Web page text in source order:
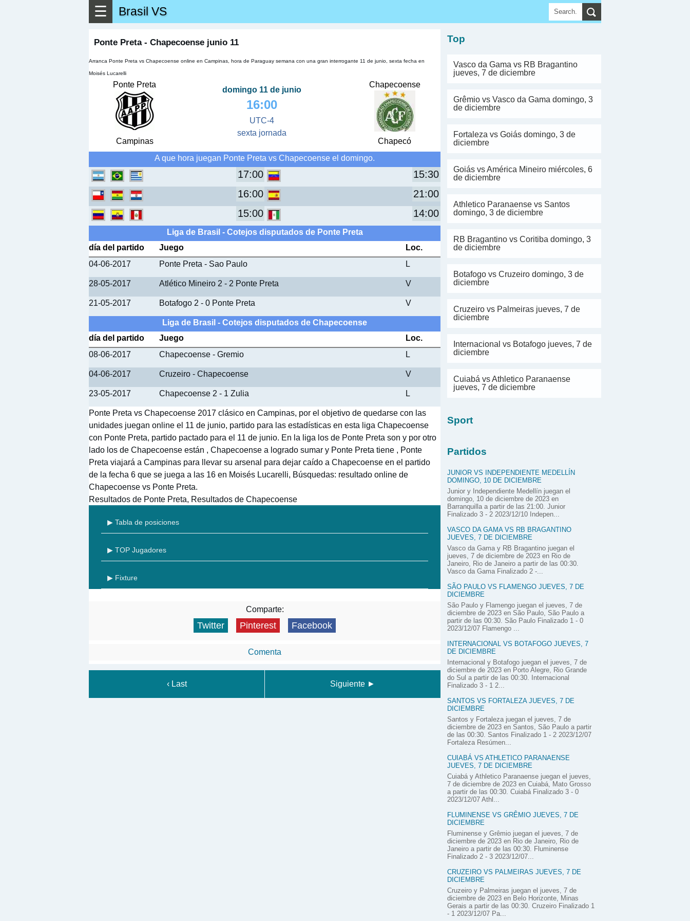
☰ Brasil VS
Ponte Preta - Chapecoense junio 11
Arranca Ponte Preta vs Chapecoense online en Campinas, hora de Paraguay semana con una gran interrogante 11 de junio, sexta fecha en
Moisés Lucarelli
Ponte Preta
Campinas
domingo 11 de junio
16:00
UTC-4
sexta jornada
Chapecoense
Chapecó
A que hora juegan Ponte Preta vs Chapecoense el domingo.
17:00
15:30
16:00
21:00
15:00
14:00
Liga de Brasil - Cotejos disputados de Ponte Preta
día del partido
Juego
Loc.
04-06-2017
Ponte Preta - Sao Paulo L
28-05-2017 Atlético Mineiro 2 - 2 Ponte Preta V
21-05-2017 Botafogo 2 - 0 Ponte Preta V
Liga de Brasil - Cotejos disputados de Chapecoense
día del partido
Juego
Loc.
08-06-2017
Chapecoense - Gremio L
04-06-2017 Cruzeiro - Chapecoense V
23-05-2017 Chapecoense 2 - 1 Zulia L
Ponte Preta vs Chapecoense 2017 clásico en Campinas, por el objetivo de quedarse con las
unidades juegan online el 11 de junio, partido para las estadísticas en esta liga Chapecoense
con Ponte Preta, partido pactado para el 11 de junio. En la liga los de Ponte Preta son y por otro
lado los de Chapecoense están , Chapecoense a logrado sumar y Ponte Preta tiene , Ponte
Preta viajará a Campinas para llevar su arsenal para dejar caído a Chapecoense en el partido
de la fecha 6 que se juega a las 16 en Moisés Lucarelli, Búsquedas: resultado online de
Chapecoense vs Ponte Preta.
Resultados de Ponte Preta, Resultados de Chapecoense
▶ Tabla de posiciones
▶ TOP Jugadores
▶ Fixture
Comparte:
Twitter Pinterest Facebook
Comenta
‹ Last Siguiente ►
Top
Vasco da Gama vs RB Bragantino
jueves, 7 de diciembre
Grêmio vs Vasco da Gama domingo, 3
de diciembre
Fortaleza vs Goiás domingo, 3 de
diciembre
Goiás vs América Mineiro miércoles, 6
de diciembre
Athletico Paranaense vs Santos
domingo, 3 de diciembre
RB Bragantino vs Coritiba domingo, 3
de diciembre
Botafogo vs Cruzeiro domingo, 3 de
diciembre
Cruzeiro vs Palmeiras jueves, 7 de
diciembre
Internacional vs Botafogo jueves, 7 de
diciembre
Cuiabá vs Athletico Paranaense
jueves, 7 de diciembre
Sport
Partidos
JUNIOR VS INDEPENDIENTE MEDELLÍN
DOMINGO, 10 DE DICIEMBRE
Junior y Independiente Medellín juegan el
domingo, 10 de diciembre de 2023 en
Barranquilla a partir de las 21:00. Junior
Finalizado 3 - 2 2023/12/10 Indepen...
VASCO DA GAMA VS RB BRAGANTINO
JUEVES, 7 DE DICIEMBRE
Vasco da Gama y RB Bragantino juegan el
jueves, 7 de diciembre de 2023 en Rio de
Janeiro, Rio de Janeiro a partir de las 00:30.
Vasco da Gama Finalizado 2 -...
SÃO PAULO VS FLAMENGO JUEVES, 7 DE
DICIEMBRE
São Paulo y Flamengo juegan el jueves, 7 de
diciembre de 2023 en São Paulo, São Paulo a
partir de las 00:30. São Paulo Finalizado 1 - 0
2023/12/07 Flamengo ...
INTERNACIONAL VS BOTAFOGO JUEVES, 7
DE DICIEMBRE
Internacional y Botafogo juegan el jueves, 7 de
diciembre de 2023 en Porto Alegre, Rio Grande
do Sul a partir de las 00:30. Internacional
Finalizado 3 - 1 2...
SANTOS VS FORTALEZA JUEVES, 7 DE
DICIEMBRE
Santos y Fortaleza juegan el jueves, 7 de
diciembre de 2023 en Santos, São Paulo a partir
de las 00:30. Santos Finalizado 1 - 2 2023/12/07
Fortaleza Resúmen...
CUIABÁ VS ATHLETICO PARANAENSE
JUEVES, 7 DE DICIEMBRE
Cuiabá y Athletico Paranaense juegan el jueves,
7 de diciembre de 2023 en Cuiabá, Mato Grosso
a partir de las 00:30. Cuiabá Finalizado 3 - 0
2023/12/07 Athl...
FLUMINENSE VS GRÊMIO JUEVES, 7 DE
DICIEMBRE
Fluminense y Grêmio juegan el jueves, 7 de
diciembre de 2023 en Rio de Janeiro, Rio de
Janeiro a partir de las 00:30. Fluminense
Finalizado 2 - 3 2023/12/07...
CRUZEIRO VS PALMEIRAS JUEVES, 7 DE
DICIEMBRE
Cruzeiro y Palmeiras juegan el jueves, 7 de
diciembre de 2023 en Belo Horizonte, Minas
Gerais a partir de las 00:30. Cruzeiro Finalizado 1
- 1 2023/12/07 Pa...
▶ Ver más ▼